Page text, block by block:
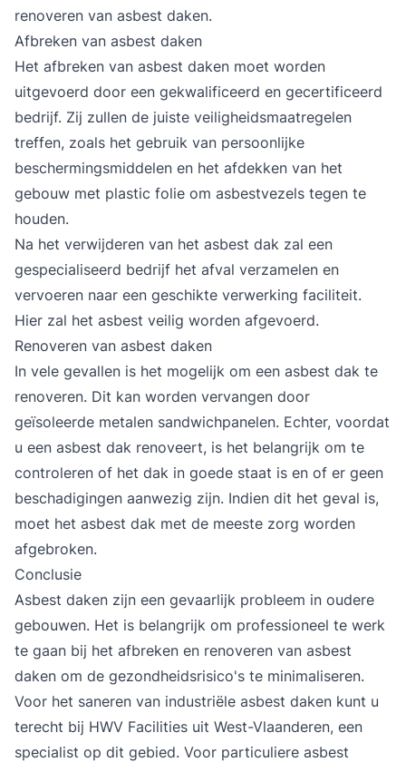
renoveren van asbest daken.
Afbreken van asbest daken
Het afbreken van asbest daken moet worden
uitgevoerd door een gekwalificeerd en gecertificeerd
bedrijf. Zij zullen de juiste veiligheidsmaatregelen
treffen, zoals het gebruik van persoonlijke
beschermingsmiddelen en het afdekken van het
gebouw met plastic folie om asbestvezels tegen te
houden.
Na het verwijderen van het asbest dak zal een
gespecialiseerd bedrijf het afval verzamelen en
vervoeren naar een geschikte verwerking faciliteit.
Hier zal het asbest veilig worden afgevoerd.
Renoveren van asbest daken
In vele gevallen is het mogelijk om een asbest dak te
renoveren. Dit kan worden vervangen door
geïsoleerde metalen sandwichpanelen. Echter, voordat
u een asbest dak renoveert, is het belangrijk om te
controleren of het dak in goede staat is en of er geen
beschadigingen aanwezig zijn. Indien dit het geval is,
moet het asbest dak met de meeste zorg worden
afgebroken.
Conclusie
Asbest daken zijn een gevaarlijk probleem in oudere
gebouwen. Het is belangrijk om professioneel te werk
te gaan bij het afbreken en renoveren van asbest
daken om de gezondheidsrisico's te minimaliseren.
Voor het saneren van industriële asbest daken kunt u
terecht bij HWV Facilities uit West-Vlaanderen, een
specialist op dit gebied. Voor particuliere asbest